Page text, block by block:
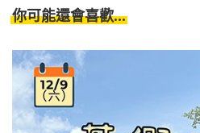
你可能還會喜歡...